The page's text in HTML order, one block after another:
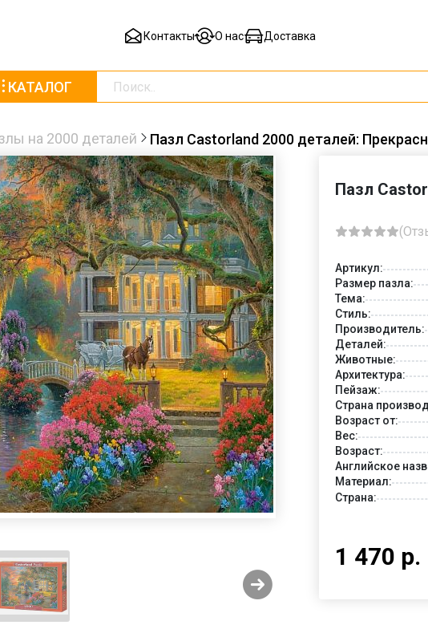
Контакты О нас Доставка
КАТАЛОГ
на 2000 деталей Пазл Castorland 2000 деталей:
Пазл
Артикул:
Размер пазла:
Тема:
Стиль:
Производитель:
Деталей:
Животные:
Архитектура:
Пейзаж:
Страна
Возраст от:
Вес:
Возраст:
Английское
Материал:
Страна:
1 470 р.